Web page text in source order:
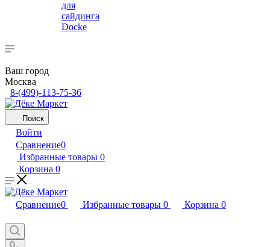
для
сайдинга
Docke
Ваш город
Москва
8-(499)-113-75-36
Поиск
Войти
Сравнение0
Избранные товары 0
Корзина 0
Сравнение0 Избранные товары 0 Корзина 0